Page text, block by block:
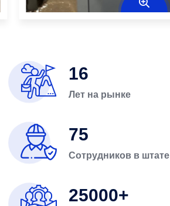
16
Лет на рынке
75
Сотрудников в штате
25000